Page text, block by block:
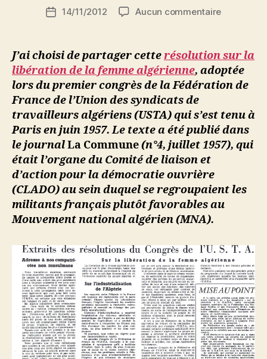
de
i
M
o
u
s
s
a
Date14/11/2012 Aucun commentairesur
Résolution
sur
la
libération
la
femme
algérienne
J’ai choisi de partager cetterésolution sur la
libération de la femme algérienne, adoptée
lors du premier congrès de la Fédération de
France de l’Union des syndicats de
travailleurs algériens (USTA) qui s’est tenu à
Paris en juin 1957. Le texte a été publié dans
le journalLa Commune(n°4, juillet 1957), qui
était l’organe du Comité de liaison et
d’action pour la démocratie ouvrière
(CLADO) au sein duquel se regroupaient les
militants français plutôt favorables au
Mouvement national algérien (MNA).